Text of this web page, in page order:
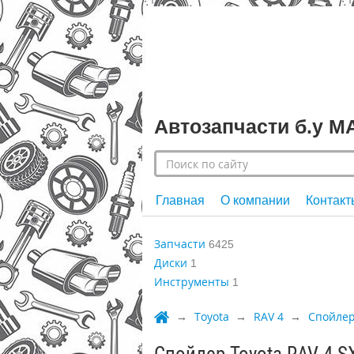
Автозапчасти б.у
Главная О компании
Запчасти 6425
Диски 1
Инструменты 1
Toyota RAV 4